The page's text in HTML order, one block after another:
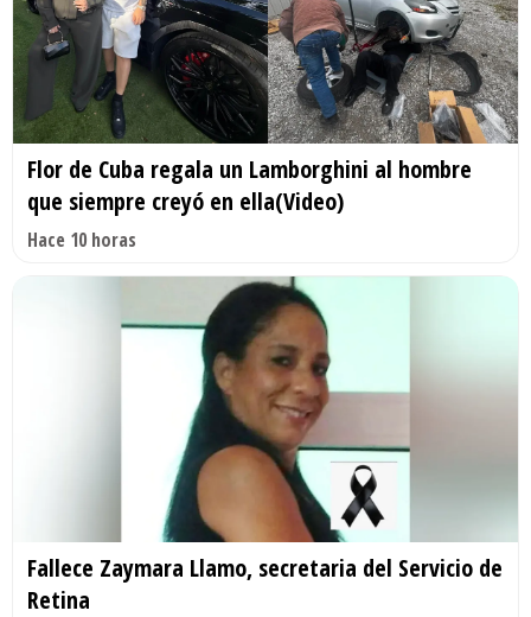
Flor de Cuba regala un Lamborghini al hombre
que siempre creyó en ella(Video)
Hace 10 horas
Fallece Zaymara Llamo, secretaria del Servicio de
Retina